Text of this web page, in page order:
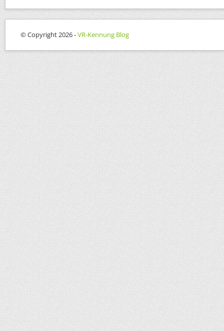
© Copyright 2026 -VR-Kennung Blog